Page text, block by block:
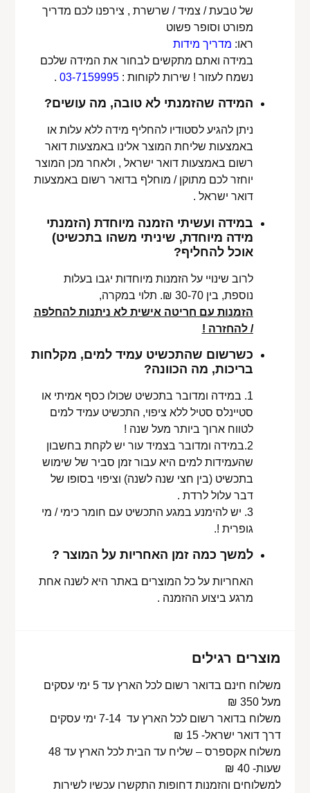
של טבעת / צמיד / שרשרת , צירפנו לכם מדריך
מפורט וסופר פשוט
ראו: מדריך מידות
במידה ואתם מתקשים לבחור את המידה שלכם
נשמח לעזור ! שירות לקוחות :03-7159995
.
המידה שהזמנתי לא טובה, מה עושים?
ניתן להגיע לסטודיו להחליף מידה ללא עלות או
באמצעות שליחת המוצר אלינו באמצעות דואר
רשום באמצעות דואר ישראל , ולאחר מכן המוצר
יוחזר לכם מתוקן / מוחלף בדואר רשום באמצעות
דואר ישראל .
במידה ועשיתי הזמנה מיוחדת (הזמנתי
מידה מיוחדת, שיניתי משהו בתכשיט)
אוכל להחליף?
לרוב שינויי על הזמנות מיוחדות יגבו בעלות
נוספת, בין 30-70 ₪. תלוי במקרה,
הזמנות עם חריטה אישית לא ניתנות להחלפה
/ להחזרה !
כשרשום שהתכשיט עמיד למים, מקלחות
בריכות, מה הכוונה?
1. במידה ומדובר בתכשיט שכולו כסף אמיתי או
סטיינלס סטיל ללא ציפוי, התכשיט עמיד למים
לטווח ארוך ביותר מעל שנה !
2.במידה ומדובר בצמיד עור יש לקחת בחשבון
שהעמידות למים היא עבור זמן סביר של שימוש
בתכשיט (בין חצי שנה לשנה) וציפוי בסופו של
דבר עלול לרדת .
3. יש להימנע במגע התכשיט עם חומר כימי / מי
גופרית !.
למשך כמה זמן האחריות על המוצר ?
האחריות על כל המוצרים באתר היא לשנה אחת
מרגע ביצוע ההזמנה .
מוצרים רגילים
משלוח חינם בדואר רשום לכל הארץ עד 5 ימי עסקים
מעל 350 ₪
משלוח בדואר רשום לכל הארץ עד 7-14 ימי עסקים
דרך דואר ישראל- 15 ₪
משלוח אקספרס – שליח עד הבית לכל הארץ עד 48
שעות- 40 ₪
למשלוחים והזמנות דחופות התקשרו עכשיו לשירות